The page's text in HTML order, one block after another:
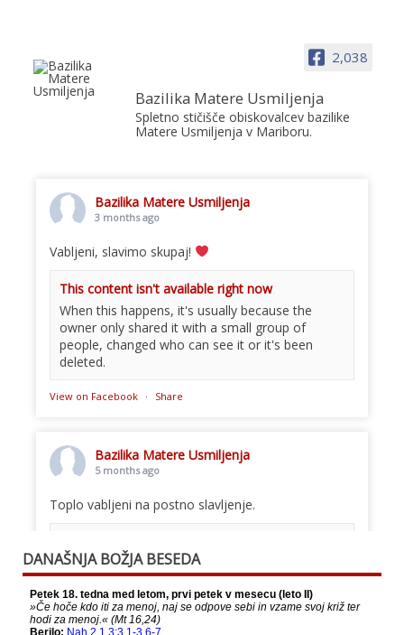
2,038
Bazilika Matere Usmiljenja
Spletno stičišče obiskovalcev bazilike
Matere Usmiljenja v Mariboru.
Bazilika Matere Usmiljenja
3 months ago
Vabljeni, slavimo skupaj!
This content isn't available right now
When this happens, it's usually because the
owner only shared it with a small group of
people, changed who can see it or it's been
deleted.
View on Facebook · Share
Bazilika Matere Usmiljenja
5 months ago
Toplo vabljeni na postno slavljenje.
When this happens, it's usually because the
owner only shared it with a small group of
people, changed who can see it or it's been
deleted.
DANAŠNJA BOŽJA BESEDA